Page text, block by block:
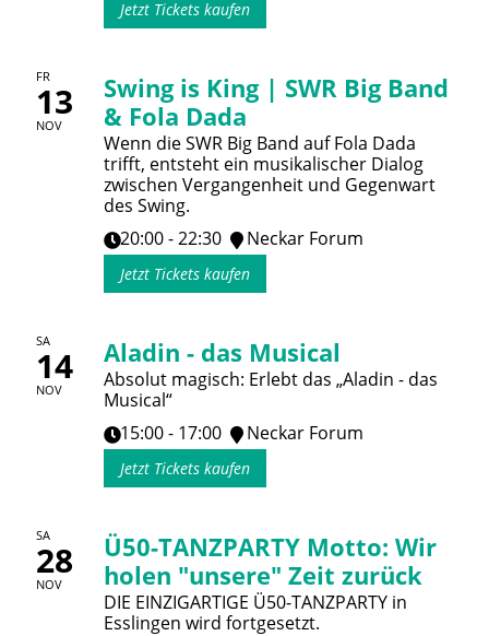
Jetzt Tickets kaufen
FR
13
NOV
Swing is King | SWR Big Band
& Fola Dada
Wenn die SWR Big Band auf Fola Dada
trifft, entsteht ein musikalischer Dialog
zwischen Vergangenheit und Gegenwart
des Swing.
20:00 - 22:30
Neckar Forum
Jetzt Tickets kaufen
SA
14
NOV
Aladin - das Musical
Absolut magisch: Erlebt das „Aladin - das
Musical“
15:00 - 17:00
Neckar Forum
Jetzt Tickets kaufen
SA
28
NOV
Ü50-TANZPARTY Motto: Wir
holen "unsere" Zeit zurück
DIE EINZIGARTIGE Ü50-TANZPARTY in
Esslingen wird fortgesetzt.